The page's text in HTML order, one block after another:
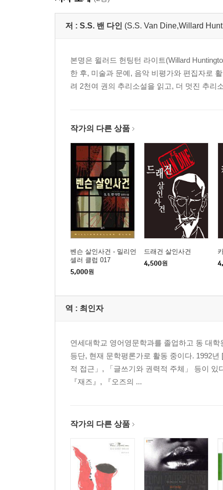
17. 밤새 켜진 불
18. 공원의 담장
저 : S.S. 밴 다인 (S.S. Van Dine,Willard
본명은 윌러드 헌팅턴 라이트(Willard
한 후, 미술과 문예, 음악 비평가와 편집자로
려 2천여 권의 추리소설을 읽고, 더 멋진 추리
작가의 다른 상품
벤슨 살인사건 - 밀리언
셀러 클럽 017
5,000원
드래건 살인사건
4,500원
역 : 최인자
연세대학교 영어영문학과를 졸업하고 동 대
등단, 현재 문학평론가로 활동 중이다. 1992
적 접근」, 「글쓰기와 권력적 주체」 등이
『재즈』, 『오즈의 ...
작가의 다른 상품